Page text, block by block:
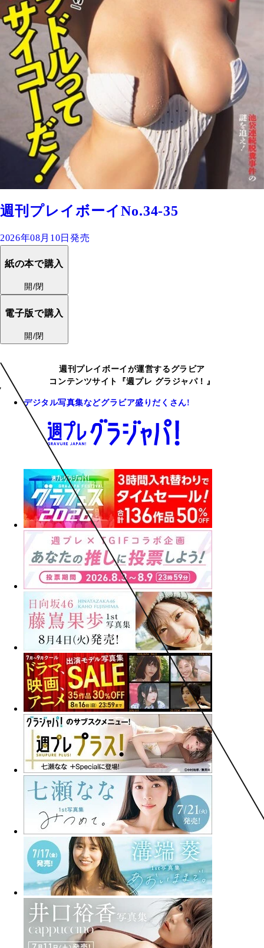
週刊プレイボーイNo.34-35
2026年08月10日発売
紙の本で購入
開/閉
電子版で購入
開/閉
週刊プレイボーイが運営するグラビア
コンテンツサイト『週プレ グラジャパ！』
デジタル写真集などグラビア盛りだくさん!